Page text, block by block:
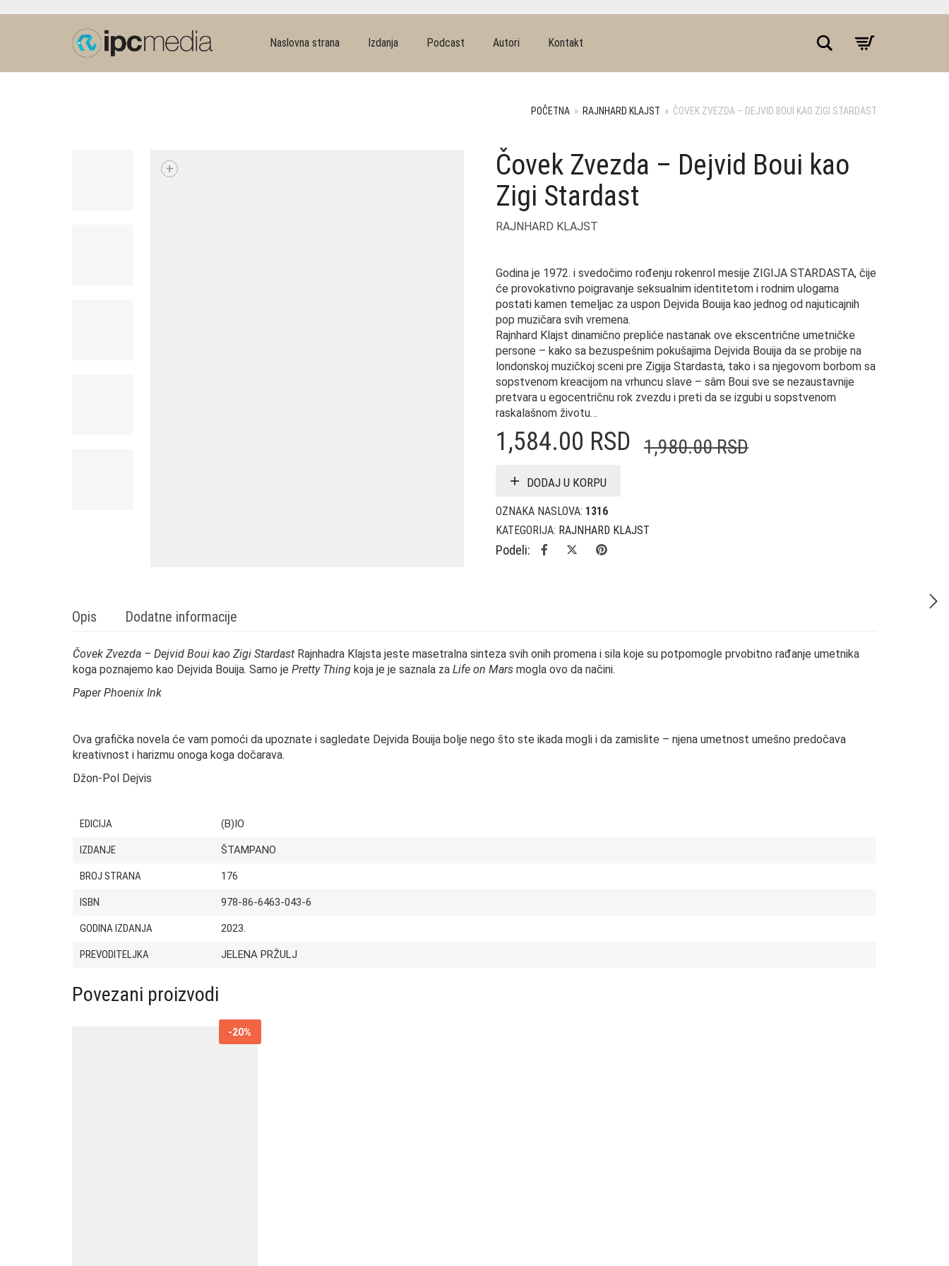
Naslovna strana Izdanja Podcast Autori Kontakt Pretraživanje
POČETNA » RAJNHARD KLAJST » ČOVEK ZVEZDA – DEJVID BOUI KAO ZIGI STARDAST
+
Čovek Zvezda – Dejvid Boui kao
Zigi Stardast
RAJNHARD KLAJST
Godina je 1972. i svedočimo rođenju rokenrol mesije ZIGIJA STARDASTA, čije
će provokativno poigravanje seksualnim identitetom i rodnim ulogama
postati kamen temeljac za uspon Dejvida Bouija kao jednog od najuticajnih
pop muzičara svih vremena.
Rajnhard Klajst dinamično prepliće nastanak ove ekscentrične umetničke
persone – kako sa bezuspešnim pokušajima Dejvida Bouija da se probije na
londonskoj muzičkoj sceni pre Zigija Stardasta, tako i sa njegovom borbom sa
sopstvenom kreacijom na vrhuncu slave – sâm Boui sve se nezaustavnije
pretvara u egocentričnu rok zvezdu i preti da se izgubi u sopstvenom
raskalašnom životu…
1,980.00RSD
1,584.00 RSD
DODAJ U KORPU
OZNAKA NASLOVA: 1316
KATEGORIJA: RAJNHARD KLAJST
Podeli:
Opis Dodatne informacije
Čovek Zvezda – Dejvid Boui kao Zigi Stardast Rajnhadra Klajsta jeste masetralna sinteza svih onih promena i sila koje su potpomogle prvobitno rađanje umetnika
koga poznajemo kao Dejvida Bouija. Samo je Pretty Thing koja je je saznala za Life on Mars mogla ovo da načini.
Paper Phoenix Ink
Ova grafička novela će vam pomoći da upoznate i sagledate Dejvida Bouija bolje nego što ste ikada mogli i da zamislite – njena umetnost umešno predočava
kreativnost i harizmu onoga koga dočarava.
Džon-Pol Dejvis
EDICIJA (B)IO
IZDANJE ŠTAMPANO
BROJ STRANA 176
ISBN 978-86-6463-043-6
GODINA IZDANJA 2023.
PREVODITELJKA JELENA PRŽULJ
Povezani proizvodi
-20%